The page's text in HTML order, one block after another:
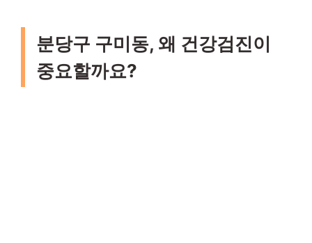
분당구 구미동, 왜 건강검진이
중요할까요?